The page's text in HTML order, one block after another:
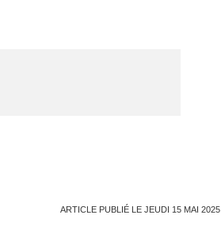
ARTICLE PUBLIÉ LE JEUDI 15 MAI 2025